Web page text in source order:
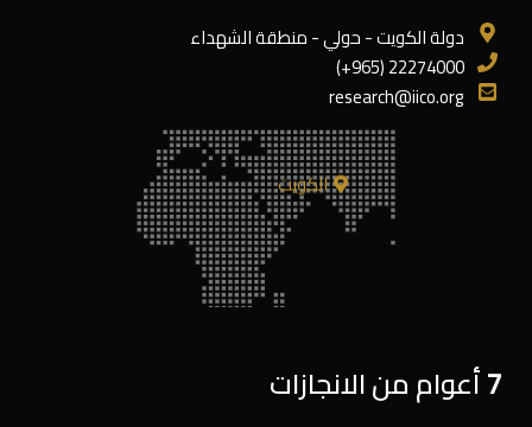
دولة الكويت - حولي - منطقة الشهداء
22274000 (965+)
research@iico.org
الكويت
7 أعوام من الانجازات